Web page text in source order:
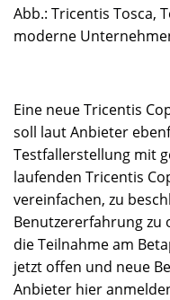
Abb.: Tricentis Tosca,
moderne
Eine neue Tricentis
soll laut Anbieter
Testfallerstellung mit
laufenden Tricentis
vereinfachen, zu
Benutzererfahrung zu
die Teilnahme am
jetzt offen und neue
Anbieter hier